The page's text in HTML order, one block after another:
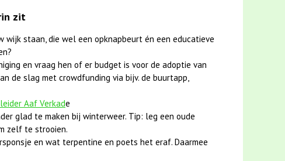
zit
staan, die wel een opknapbeurt én een educatieve
en vraag hen of er budget is voor de adoptie van
de slag met crowdfunding via bijv. de buurtapp,
Aaf Verkade
glad te maken bij winterweer. Tip: leg een oude
zelf te strooien.
en wat terpentine en poets het eraf. Daarmee